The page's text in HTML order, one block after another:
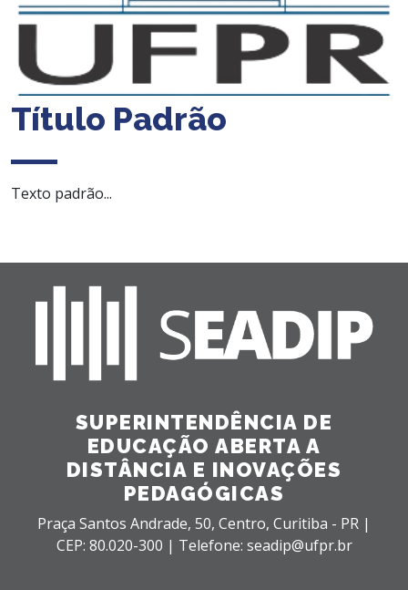
Título Padrão
Texto padrão...
SUPERINTENDÊNCIA DE
EDUCAÇÃO ABERTA A
DISTÂNCIA E INOVAÇÕES
PEDAGÓGICAS
Praça Santos Andrade, 50, Centro, Curitiba - PR |
CEP: 80.020-300 | Telefone: seadip@ufpr.br